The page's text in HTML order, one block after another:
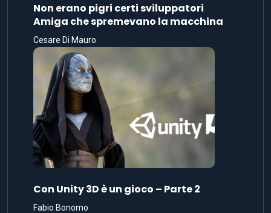
Non erano pigri certi sviluppatori
Amiga che spremevano la macchina
Cesare Di Mauro
Con Unity 3D è un gioco – Parte 2
Fabio Bonomo